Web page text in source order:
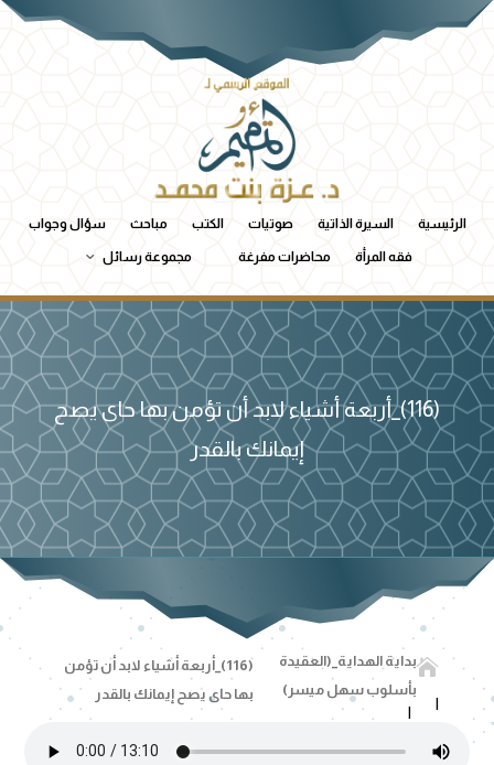
الرئيسية السيرة الذاتية صوتيات الكتب مباحث سؤال وجواب
فقه المرأة محاضرات مفرغة مجموعة رسائل
(116)_أربعة أشياء لابد أن تؤمن بها حاى يصح
إيمانك بالقدر
بداية الهداية_(العقيدة
بأسلوب سهل ميسر)
(116)_أربعة أشياء لابد أن تؤمن
بها حاى يصح إيمانك بالقدر